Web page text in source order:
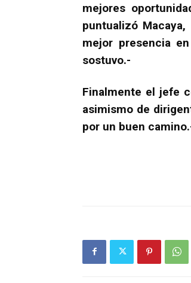
mejores
puntualizó
mejor presencia
sostuvo.-
Finalmente el jefe
asimismo de
por un buen